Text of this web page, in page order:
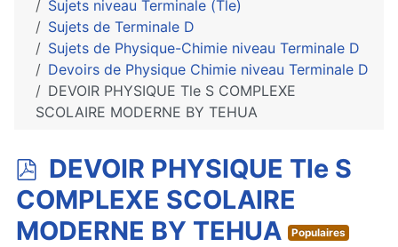
Sujets niveau Terminale (Tle)
Sujets de Terminale D
Sujets de Physique-Chimie niveau Terminale D
Devoirs de Physique Chimie niveau Terminale D
DEVOIR PHYSIQUE Tle S COMPLEXE
SCOLAIRE MODERNE BY TEHUA
p
d
f
DEVOIR PHYSIQUE Tle S
COMPLEXE SCOLAIRE
MODERNE BY TEHUA
Populaires